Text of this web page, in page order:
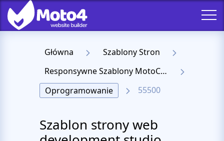
Główna
Szablony Stron
Responsywne Szablony MotoCMS 3
Oprogramowanie
55500
Szablon strony web